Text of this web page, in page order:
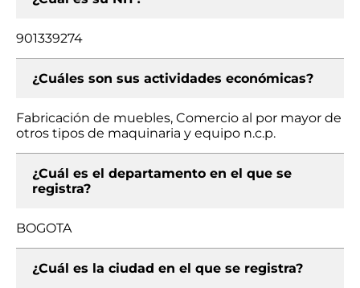
901339274
¿Cuáles son sus actividades económicas?
Fabricación de muebles, Comercio al por mayor de
otros tipos de maquinaria y equipo n.c.p.
¿Cuál es el departamento en el que se
registra?
BOGOTA
¿Cuál es la ciudad en el que se registra?